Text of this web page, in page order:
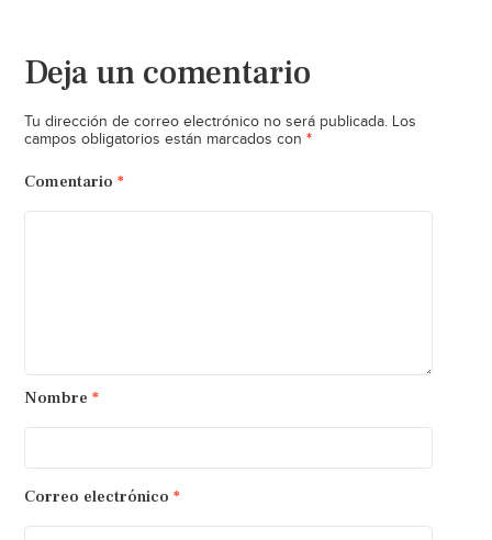
Deja un comentario
Tu dirección de correo electrónico no será publicada. Los
campos obligatorios están marcados con *
Comentario *
Nombre *
Correo electrónico *